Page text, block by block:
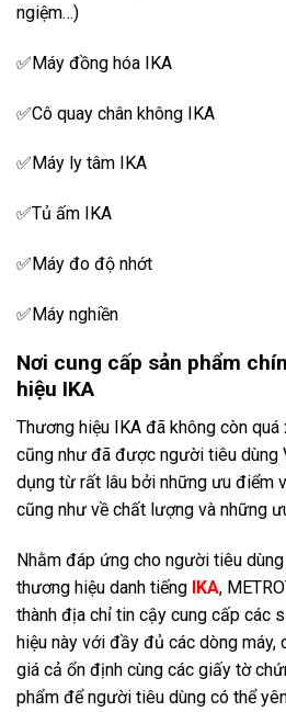
ngiệm…)
✅Máy đồng hóa IKA
✅Cô quay chân không IKA
✅Máy ly tâm IKA
✅Tủ ấm IKA
✅Máy đo độ nhớt
✅Máy nghiền
Nơi cung cấp sản phẩm
hiệu IKA
Thương hiệu IKA đã không còn quá
cũng như đã được người tiêu dùng
dụng từ rất lâu bởi những ưu điểm
cũng như về chất lượng và những
Nhằm đáp ứng cho người tiêu
thương hiệu danh tiếng IKA,
thành địa chỉ tin cậy cung cấp các
hiệu này với đầy đủ các dòng máy,
giá cả ổn định cùng các giấy tờ
phẩm để người tiêu dùng có thể